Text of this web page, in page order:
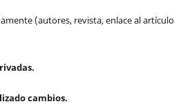
(autores, revista, enlace al artículo
cambios.